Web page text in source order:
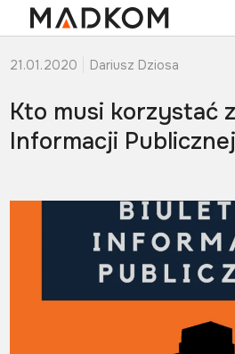
21.01.2020 Dariusz Dziosa
Kto musi korzystać
Informacji